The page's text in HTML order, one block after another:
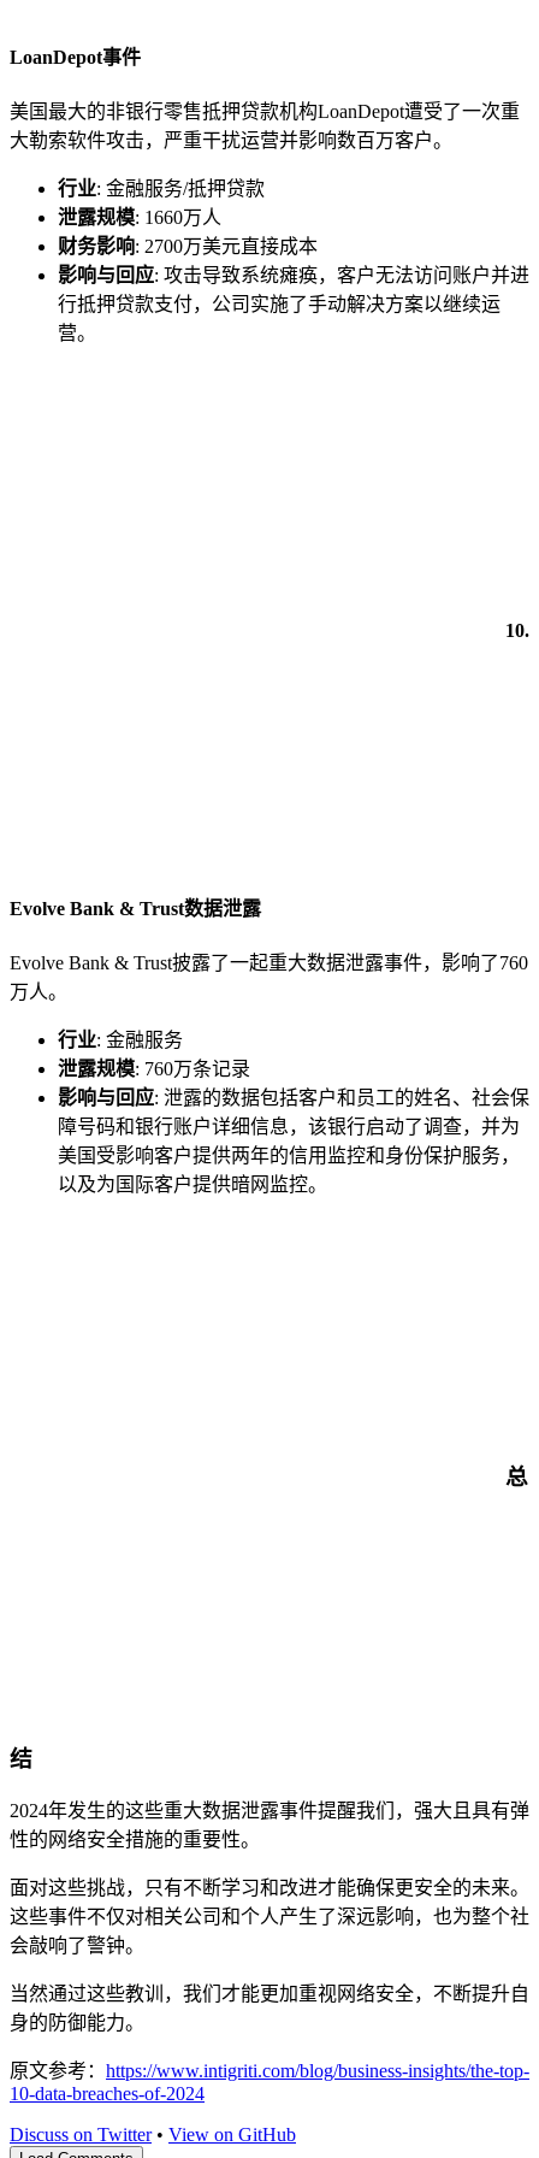
LoanDepot事件
美国最大的非银行零售抵押贷款机构LoanDepot遭受了一次重
大勒索软件攻击，严重干扰运营并影响数百万客户。
行业: 金融服务/抵押贷款
泄露规模: 1660万人
财务影响: 2700万美元直接成本
影响与回应: 攻击导致系统瘫痪，客户无法访问账户并进
行抵押贷款支付，公司实施了手动解决方案以继续运
营。
10.
Evolve Bank & Trust数据泄露
Evolve Bank & Trust披露了一起重大数据泄露事件，影响了760
万人。
行业: 金融服务
泄露规模: 760万条记录
影响与回应: 泄露的数据包括客户和员工的姓名、社会保
障号码和银行账户详细信息，该银行启动了调查，并为
美国受影响客户提供两年的信用监控和身份保护服务，
以及为国际客户提供暗网监控。
总
结
2024年发生的这些重大数据泄露事件提醒我们，强大且具有弹
性的网络安全措施的重要性。
面对这些挑战，只有不断学习和改进才能确保更安全的未来。
这些事件不仅对相关公司和个人产生了深远影响，也为整个社
会敲响了警钟。
当然通过这些教训，我们才能更加重视网络安全，不断提升自
身的防御能力。
原文参考： https://www.intigriti.com/blog/business-insights/the-top-
10-data-breaches-of-2024
Discuss on Twitter• View on GitHub